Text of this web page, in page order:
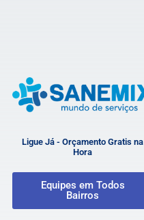
Ligue Já - Orçamento Gratis na
Hora
Equipes em Todos
Bairros